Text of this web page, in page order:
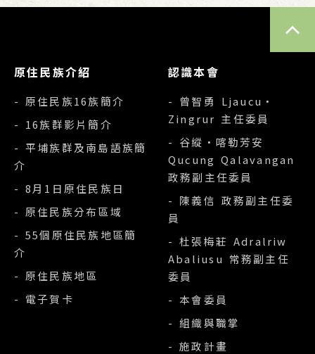
原住民族介紹
- 原住民族16族簡介
- 16族群影片簡介
- 平埔族群及南島語族簡
介
- 8月1日原住民族日
- 原住民族分布區域
- 55個原住民族地區簡
介
- 原住民族地區
- 電子賀卡
認識本會
- 曾智勇 Ljaucu‧
Zingrur 主任委員
- 谷縱‧喀勒芳安
Qucung Qalavangan
政務副主任委員
- 陳義信 政務副主任委
員
- 杜張梅莊 Adralriw
Abaliusu 常務副主任
委員
- 本會委員
- 組織與職掌
- 施政計畫